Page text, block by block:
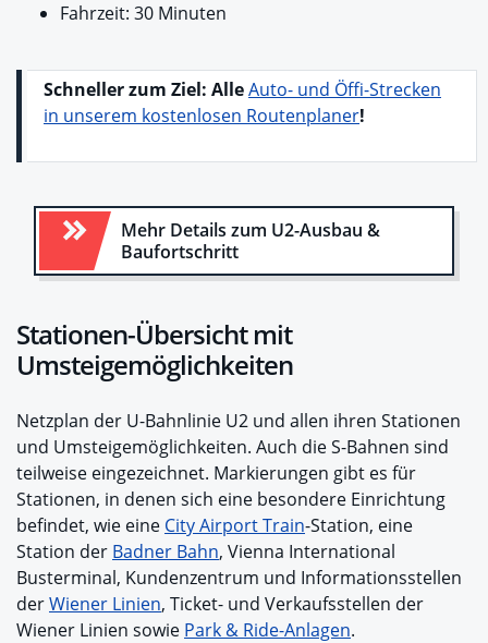
Fahrzeit: 30 Minuten
Schneller zum Ziel: AlleAuto- und Öffi-Strecken
in unserem kostenlosen Routenplaner!
Mehr Details zum U2-Ausbau &
Baufortschritt
Stationen-Übersicht mit
Umsteigemöglichkeiten
Netzplan der U-Bahnlinie U2 und allen ihren Stationen
und Umsteigemöglichkeiten. Auch die S-Bahnen sind
teilweise eingezeichnet. Markierungen gibt es für
Stationen, in denen sich eine besondere Einrichtung
befindet, wie eine City Airport Train-Station, eine
Station der Badner Bahn, Vienna International
Busterminal, Kundenzentrum und Informationsstellen
derWiener Linien, Ticket- und Verkaufsstellen der
Wiener Linien sowie Park & Ride-Anlagen.